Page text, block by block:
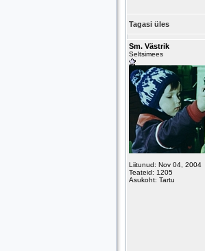
Tagasi üles
Sm. Västrik
Seltsimees
Liitunud: Nov 04, 2004
Teateid: 1205
Asukoht: Tartu